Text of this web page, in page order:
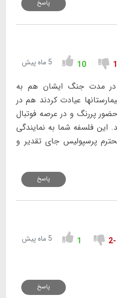
پاسخ
10 5 ماه پیش
در مدت جنگ ایشان هم به
عیادت کردند هم در
پررنگ و در عرصه فوتبال
این فلسفه شما به نمایندگی
پرسپولیس جای تقدیر و
پاسخ
-2
1 5 ماه پیش
پاسخ